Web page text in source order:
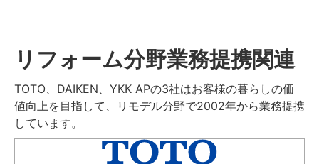
リフォーム分野業務提携関連
TOTO、DAIKEN、YKK APの3社はお客様の暮らしの価
値向上を目指して、リモデル分野で2002年から業務提携
しています。